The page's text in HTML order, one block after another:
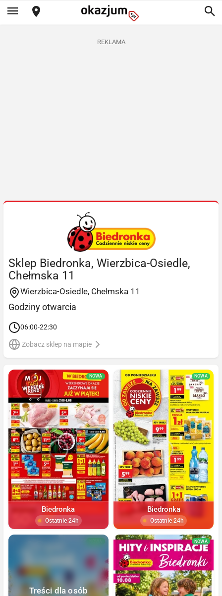
REKLAMA
Sklep Biedronka, Wierzbica-Osiedle,
Chełmska 11
Wierzbica-Osiedle, Chełmska 11
Godziny otwarcia
06:00-22:30
Zobacz sklep na mapie
NOWA
Biedronka
Ostatnie 24h
NOWA
Biedronka
Ostatnie 24h
Treści dla osób
NOWA